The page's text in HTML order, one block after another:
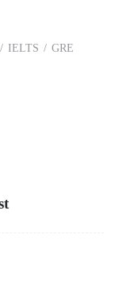
/ IELTS / GRE